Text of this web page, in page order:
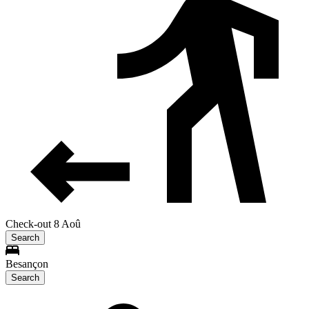
Check-out 8 Aoû
Search
Besançon
Search